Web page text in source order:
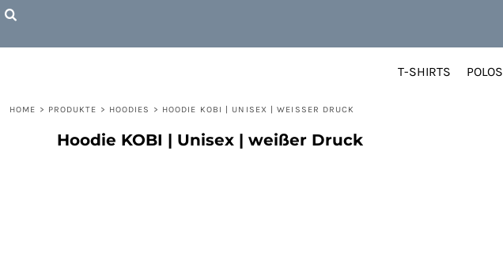
T-SHIRTS POLOS
HOME > PRODUKTE > HOODIES > HOODIE KOBI | UNISEX | WEISSER DRUCK
Hoodie KOBI | Unisex | weißer Druck
REGISTRIEREN